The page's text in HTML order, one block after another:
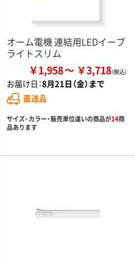
オーム電機 連結用LEDイーブ
ライトスリム
￥1,958 ￥3,718
お届け日：8月21日（金）まで
直送品
サイズ・カラー・販売単位違いの商品が14商
品あります